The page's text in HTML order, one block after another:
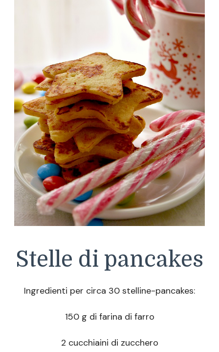
Stelle di pancakes
Ingredienti per circa 30 stelline-pancakes:
150 g di farina di farro
2 cucchiaini di zucchero